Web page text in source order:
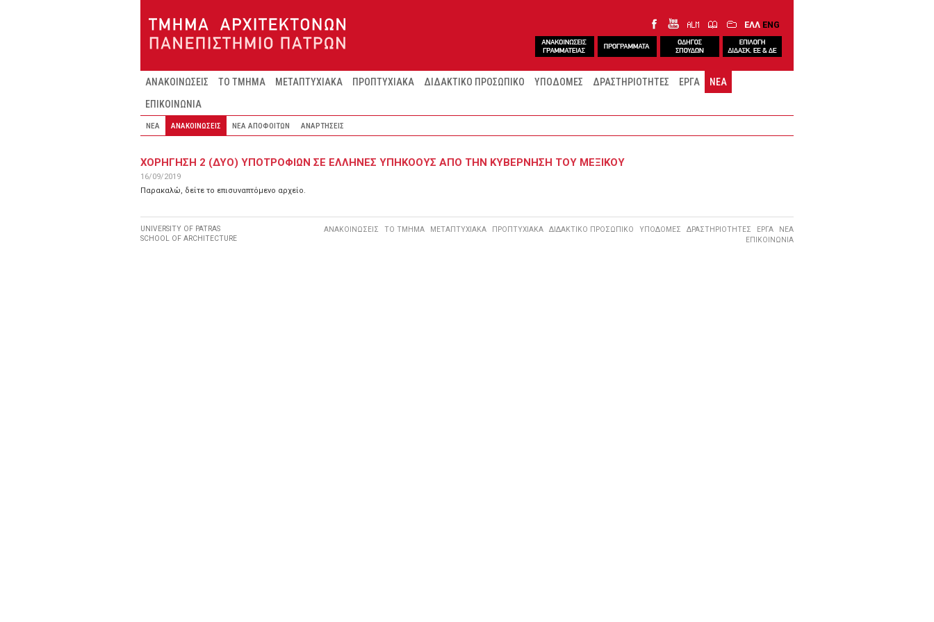
ΕΛΛ ENG
ΑΝΑΚΟΙΝΩΣΕΙΣ ΤΟ ΤΜΗΜΑ ΜΕΤΑΠΤΥΧΙΑΚΑ ΠΡΟΠΤΥΧΙΑΚΑ ΔΙΔΑΚΤΙΚΟ ΠΡΟΣΩΠΙΚΟ ΥΠΟΔΟΜΕΣ ΔΡΑΣΤΗΡΙΟΤΗΤΕΣ ΕΡΓΑ
ΝΕΑ
ΕΠΙΚΟΙΝΩΝΙΑ
ΝΕΑ ΑΝΑΚΟΙΝΩΣΕΙΣ ΝΕΑ ΑΠΟΦΟΙΤΩΝ ΑΝΑΡΤΗΣΕΙΣ
ΧΟΡΗΓΗΣΗ 2 (ΔΥΟ) ΥΠΟΤΡΟΦΙΩΝ ΣΕ ΕΛΛΗΝΕΣ ΥΠΗΚΟΟΥΣ ΑΠΟ ΤΗΝ ΚΥΒΕΡΝΗΣΗ ΤΟΥ ΜΕΞΙΚΟΥ
16/09/2019
Παρακαλώ, δείτε το επισυναπτόμενο αρχείο.
ΑΝΑΚΟΙΝΩΣΕΙΣ ΤΟ ΤΜΗΜΑ ΜΕΤΑΠΤΥΧΙΑΚΑ ΠΡΟΠΤΥΧΙΑΚΑ ΔΙΔΑΚΤΙΚΟ ΠΡΟΣΩΠΙΚΟ ΥΠΟΔΟΜΕΣ ΔΡΑΣΤΗΡΙΟΤΗΤΕΣ ΕΡΓΑ
ΝΕΑ
ΕΠΙΚΟΙΝΩΝΙΑ
UNIVERSITY OF PATRAS
SCHOOL OF ARCHITECTURE